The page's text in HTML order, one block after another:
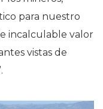
para nuestro
incalculable valor
vistas de